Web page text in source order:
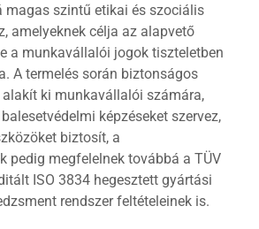
magas szintű etikai és szociális
amelyeknek célja az alapvető
a munkavállalói jogok tiszteletben
A termelés során biztonságos
ki munkavállalói számára,
képzéseket szervez,
biztosít, a
pedig megfelelnek továbbá a TÜV
ISO 3834 hegesztett gyártási
rendszer feltételeinek is.